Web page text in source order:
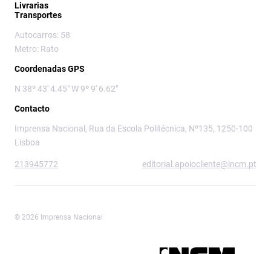
Livrarias
Transportes
Autocarros: 58
Metro: Rato
Coordenadas GPS
N 38º 43' 4.45" W 9º 9' 6.62"
Contacto
Imprensa Nacional, Rua da Escola Politécnica, Nº135, 1250-100
Lisboa
213945772 editorial.apoiocliente@incm.pt
© 2026 Imprensa Nacional